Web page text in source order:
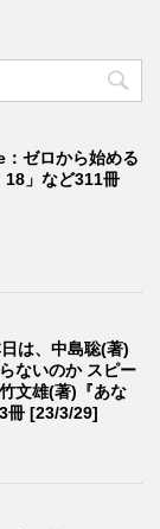
ゼロから始める
」など311冊
は、中島聡(著)
ないのか スピー
文雄(著)『あな
冊 [23/3/29]